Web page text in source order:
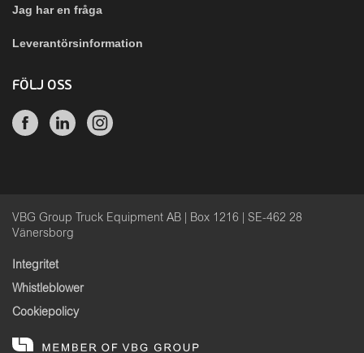
Jag har en fråga
Leverantörsinformation
FÖLJ OSS
VBG Group Truck Equipment AB | Box 1216 | SE-462 28
Vänersborg
Integritet
Whistleblower
Cookiepolicy